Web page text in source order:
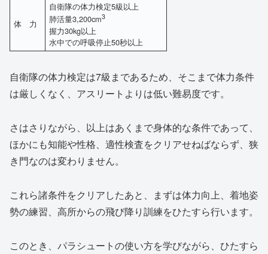
体 力
自衛隊の体力検定5級以上
肺活量3,200cm3
握力30kg以上
水中での呼吸停止50秒以上
自衛隊の体力検定は7級まであるため、そこまで体力条件
は厳しくなく、アスリートよりは低い難易度です。
さはさりながら、以上はあくまで身体的な条件であって、
ほかにも知能や性格、適性検査をクリアせねばならず、狭
き門なのは変わりません。
これら諸条件をクリアしたあと、まずは体力向上、着地姿
勢の練習、高所からの飛び降り訓練をひたすら行います。
このとき、パラシュートの使い方を学びながら、ひたすら